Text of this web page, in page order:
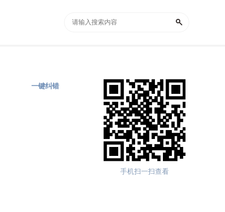
手机扫一扫查看
一键纠错